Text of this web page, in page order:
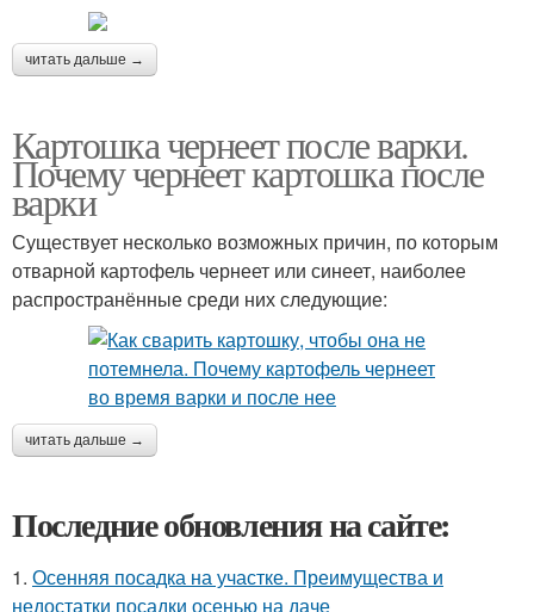
читать дальше →
Картошка чернеет после варки.
Почему чернеет картошка после
варки
Существует несколько возможных причин, по которым
отварной картофель чернеет или синеет, наиболее
распространённые среди них следующие:
читать дальше →
Последние обновления на сайте:
1. Осенняя посадка на участке. Преимущества и
недостатки посадки осенью на даче